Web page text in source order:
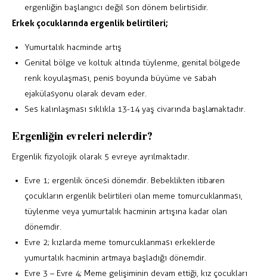
ergenliğin başlangıcı değil son dönem belirtisidir.
Erkek çocuklarında ergenlik belirtileri;
Yumurtalık hacminde artış
Genital bölge ve koltuk altında tüylenme, genital bölgede
renk koyulaşması, penis boyunda büyüme ve sabah
ejakülasyonu olarak devam eder.
Ses kalınlaşması sıklıkla 13-14 yaş civarında başlamaktadır.
Ergenliğin evreleri nelerdir?
Ergenlik fizyolojik olarak 5 evreye ayrılmaktadır.
Evre 1; ergenlik öncesi dönemdir. Bebeklikten itibaren
çocukların ergenlik belirtileri olan meme tomurcuklanması,
tüylenme veya yumurtalık hacminin artışına kadar olan
dönemdir.
Evre 2; kızlarda meme tomurcuklanması erkeklerde
yumurtalık hacminin artmaya başladığı dönemdir.
Evre 3 – Evre 4; Meme gelişiminin devam ettiği, kız çocukları